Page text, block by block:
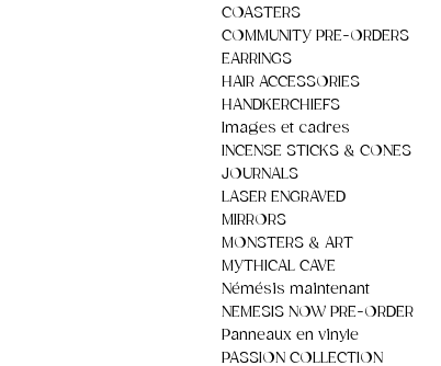
COASTERS
COMMUNITY PRE-ORDERS
EARRINGS
HAIR ACCESSORIES
HANDKERCHIEFS
Images et cadres
INCENSE STICKS & CONES
JOURNALS
LASER ENGRAVED
MIRRORS
MONSTERS & ART
MYTHICAL CAVE
Némésis maintenant
NEMESIS NOW PRE-ORDER
Panneaux en vinyle
PASSION COLLECTION